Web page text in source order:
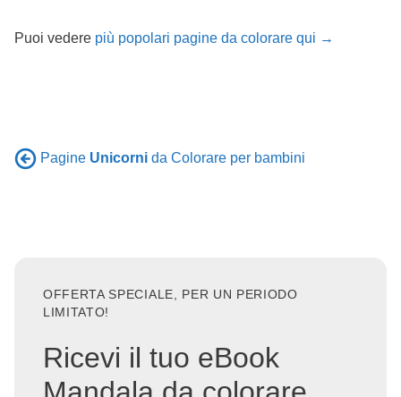
Puoi vedere più popolari pagine da colorare qui →
Pagine Unicorni da Colorare per bambini
OFFERTA SPECIALE, PER UN PERIODO
LIMITATO!
Ricevi il tuo eBook